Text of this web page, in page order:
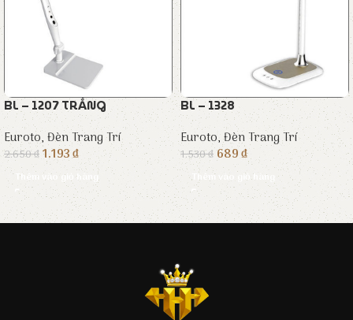
BL – 1207 TRẮNG
Euroto, Đèn Trang Trí
2.650₫1.193₫
Thêm vào giỏ hàng
BL – 1328
Euroto,Đèn Trang Trí
1.530₫689₫
Thêm vào giỏ hàng